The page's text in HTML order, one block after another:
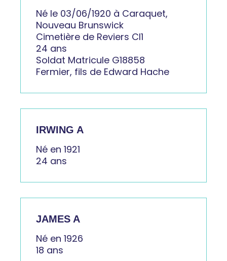
Né le 03/06/1920 à Caraquet,
Nouveau Brunswick
Cimetière de Reviers CI1
24 ans
Soldat Matricule G18858
Fermier, fils de Edward Hache
IRWING A
Né en 1921
24 ans
JAMES A
Né en 1926
18 ans